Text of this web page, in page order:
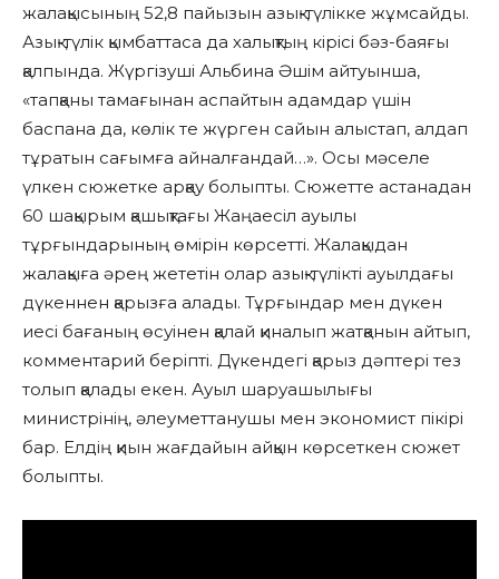
жалақысының 52,8 пайызын азық-түлікке жұмсайды.
Азық-түлік қымбаттаса да халықтың кірісі бәз-баяғы
қалпында. Жүргізуші Альбина Әшім айтуынша,
«тапқаны тамағынан аспайтын адамдар үшін
баспана да, көлік те жүрген сайын алыстап, алдап
тұратын сағымға айналғандай…». Осы мәселе
үлкен сюжетке арқау болыпты. Сюжетте астанадан
60 шақырым қашықтағы Жаңаесіл ауылы
тұрғындарының өмірін көрсетті. Жалақыдан
жалақыға әрең жететін олар азық-түлікті ауылдағы
дүкеннен қарызға алады. Тұрғындар мен дүкен
иесі бағаның өсуінен қалай қиналып жатқанын айтып,
комментарий беріпті. Дүкендегі қарыз дәптері тез
толып қалады екен. Ауыл шаруашылығы
министрінің, әлеуметтанушы мен экономист пікірі
бар. Елдің қиын жағдайын айқын көрсеткен сюжет
болыпты.